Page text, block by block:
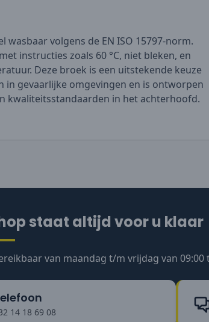
volgens de EN ISO 15797-norm.
instructies zoals 60 °C, niet bleken, en
Deze broek is een uitstekende keuze
in gevaarlijke omgevingen en is ontworpen
kwaliteitsstandaarden in het achterhoofd.
staat altijd voor u klaar
van maandag t/m vrijdag van
14 18 69 08